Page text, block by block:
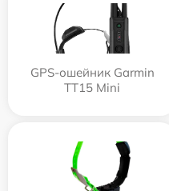
GPS-ошейник Garmin
TT15 Mini